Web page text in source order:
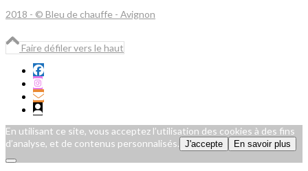
2018 - © Bleu de chauffe - Avignon
Faire défiler vers le haut
En utilisant ce site, vous acceptez l’utilisation des cookies à des fins
d’analyse, et de contenus personnalisés. J'accepte En savoir plus